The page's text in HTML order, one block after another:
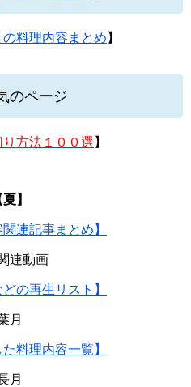
料理内容まとめ 】
のページ
方法１００選 】
夏】
連記事まとめ】
連動画
の再生リスト】
月
料理内容一覧】
月